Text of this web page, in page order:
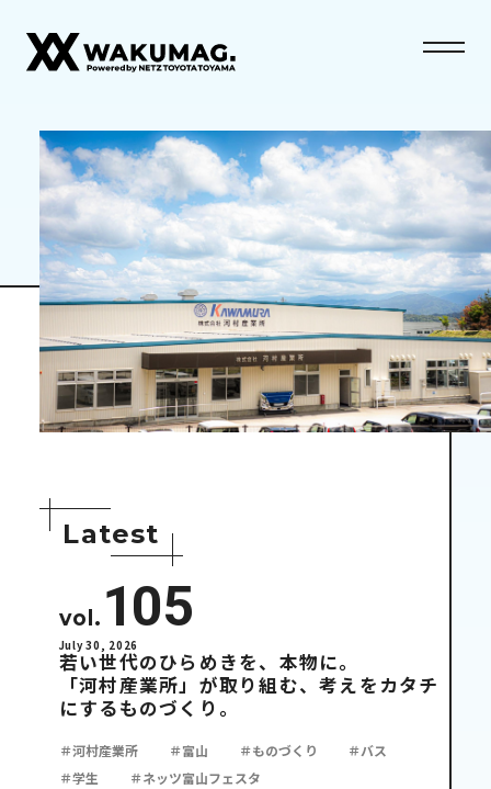
Latest
vol. 105
July 30, 2026
若い世代のひらめきを、本物に。
「河村産業所」が取り組む、考えをカタチ
にするものづくり。
＃河村産業所 ＃富山 ＃ものづくり
＃バス
＃学生
＃ネッツ富山フェスタ